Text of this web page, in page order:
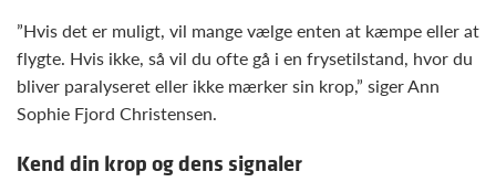
”Hvis det er muligt, vil mange vælge enten at kæmpe eller at
flygte. Hvis ikke, så vil du ofte gå i en frysetilstand, hvor du
bliver paralyseret eller ikke mærker sin krop,” siger Ann
Sophie Fjord Christensen.
Kend din krop og dens signaler